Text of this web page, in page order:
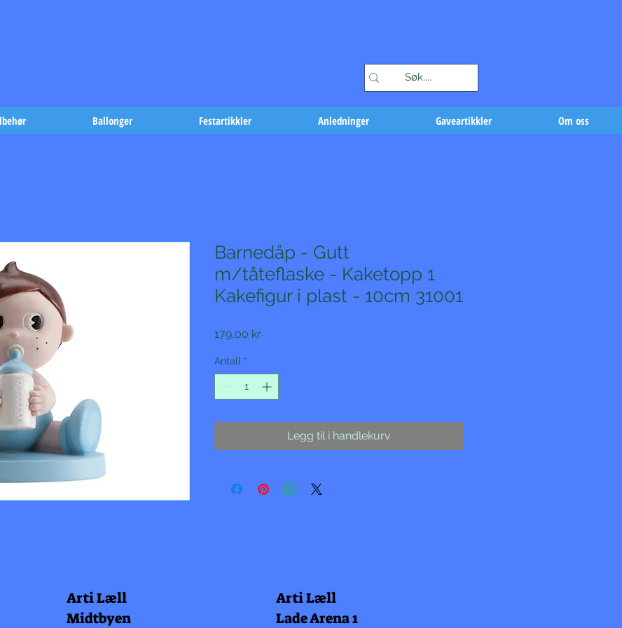
Ballonger Festartikkler Anledninger Gaveartikkler Om oss
Barnedåp - Gutt
m/tåteflaske - Kaketopp 1
Kakefigur i plast - 10cm 31001
179,00 krPris
Antall *
Legg til i handlekurv
Arti Læll
Midtbyen
Arti Læll
Lade Arena 1